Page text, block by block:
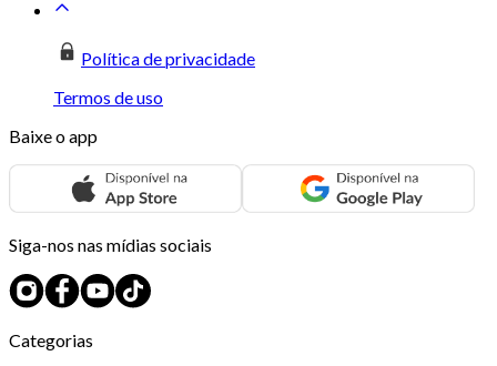
Política de privacidade
Termos de uso
Baixe o app
Siga-nos nas mídias sociais
Categorias